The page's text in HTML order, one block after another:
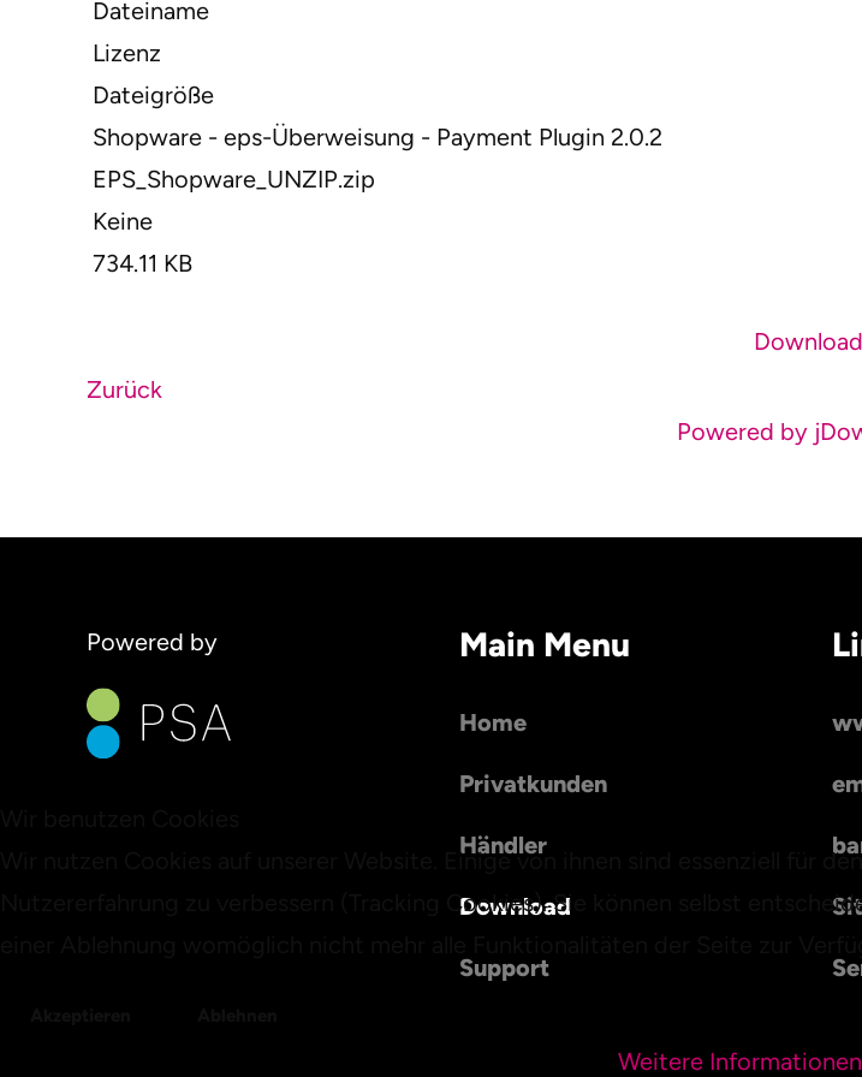
Dateiname
Lizenz
Dateigröße
Shopware - eps-Überweisung - Payment Plugin 2.0.2
EPS_Shopware_UNZIP.zip
Keine
734.11 KB
Download
Zurück
Powered by
Powered by Main Menu
Home
Privatkunden
Händler
Download
Support
Wir nutzen Cookies auf unserer Website. Einige von ihnen sind essenziell für
Nutzererfahrung zu verbessern (Tracking Cookies). Sie können selbst
Weitere Informationen